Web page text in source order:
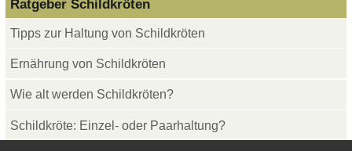
Ratgeber Schildkröten
Tipps zur Haltung von Schildkröten
Ernährung von Schildkröten
Wie alt werden Schildkröten?
Schildkröte: Einzel- oder Paarhaltung?